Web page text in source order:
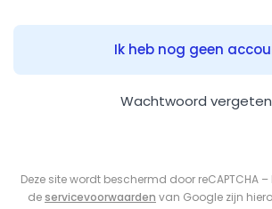
Ik heb nog geen
Wachtwoord
Deze site wordt beschermd door reCAPTCHA –
de servicevoorwaarden van Google zijn